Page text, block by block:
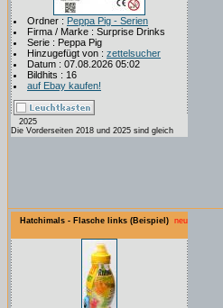
Ordner : Peppa Pig - Serien
Firma / Marke : Surprise Drinks
Serie : Peppa Pig
Hinzugefügt von : zettelsucher
Datum : 07.08.2026 05:02
Bildhits : 16
auf Ebay kaufen!
2025
Die Vorderseiten 2018 und 2025 sind gleich
Hatchimals - Flasche links (Beispiel) neu